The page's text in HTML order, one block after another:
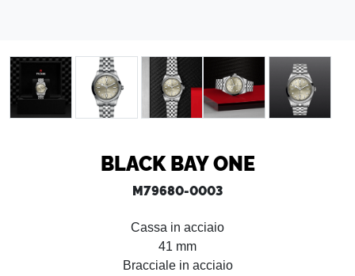
BLACK BAY ONE
M79680-0003
Cassa in acciaio
41 mm
Bracciale in acciaio